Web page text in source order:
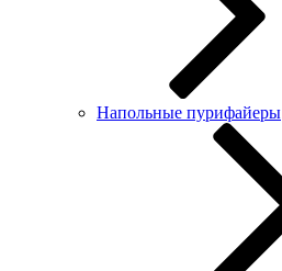
Напольные пурифайеры